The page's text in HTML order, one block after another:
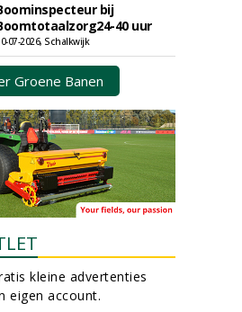
bij
40 uur
07-2026, Schalkwijk
Groene Banen
kleine advertenties
eigen account.